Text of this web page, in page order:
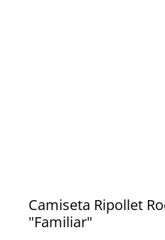
Camiseta Ripollet
"Familiar"